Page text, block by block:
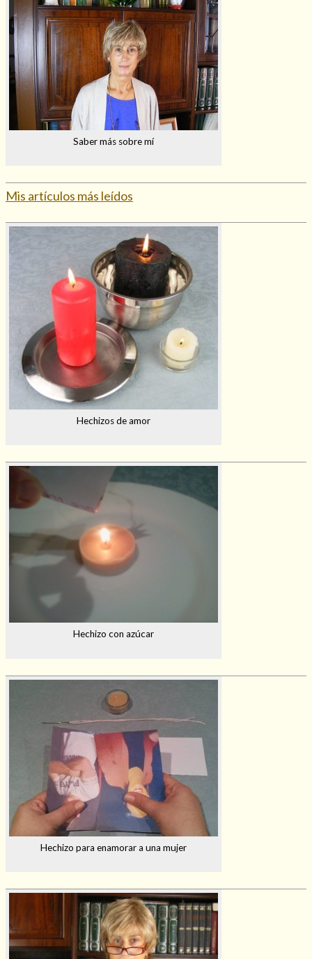
Saber más sobre mí
Mis artículos más leídos
Hechizos de amor
Hechizo con azúcar
Hechizo para enamorar a una mujer